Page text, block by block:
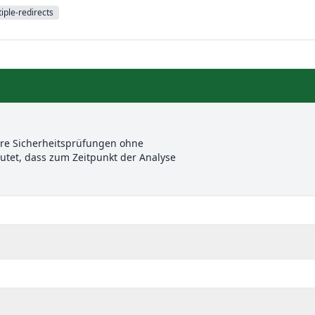
redirects
Sicherheitsprüfungen ohne
dass zum Zeitpunkt der Analyse